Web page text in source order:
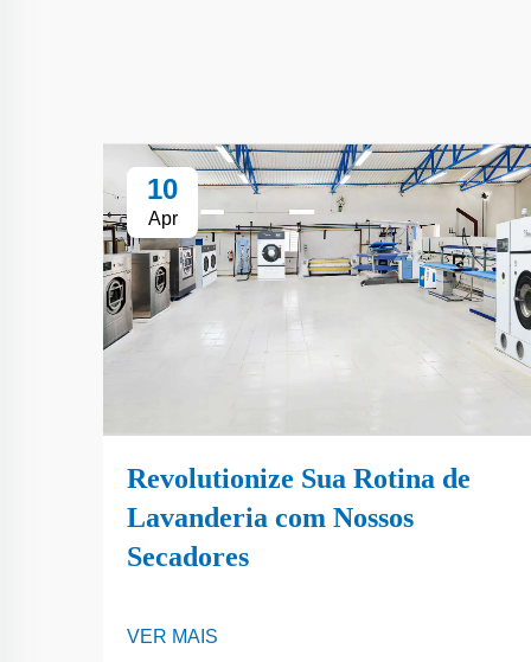
10
Apr
Revolutionize Sua Rotina de
Lavanderia com Nossos
Secadores
VER MAIS